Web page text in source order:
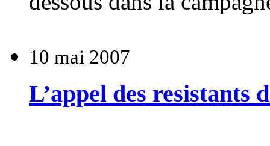
10 mai 2007
L’appel des resistants